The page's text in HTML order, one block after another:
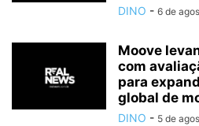
DINO - 6 de
Moove
com
para
global de
DINO - 5 de